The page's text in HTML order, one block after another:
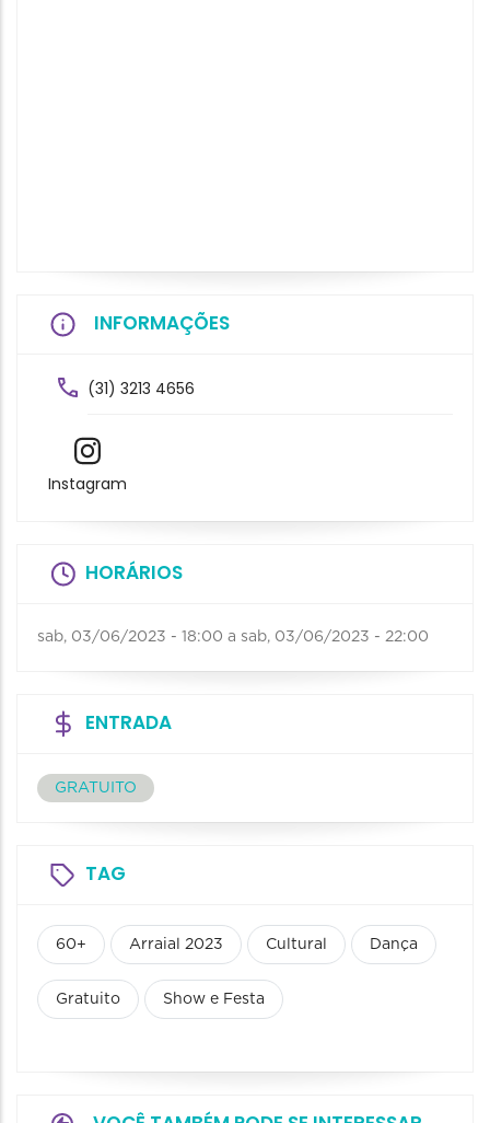
INFORMAÇÕES
(31) 3213 4656
Instagram
HORÁRIOS
sab, 03/06/2023 - 18:00 a sab, 03/06/2023 - 22:00
ENTRADA
GRATUITO
TAG
60+ Arraial 2023 Cultural Dança
Gratuito Show e Festa